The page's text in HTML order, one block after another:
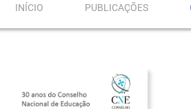
INÍCIO PUBLICAÇÕES